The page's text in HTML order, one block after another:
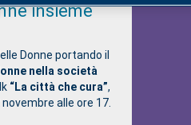
insieme
Donne portando il
nella società
“La città che cura”,
alle ore 17.